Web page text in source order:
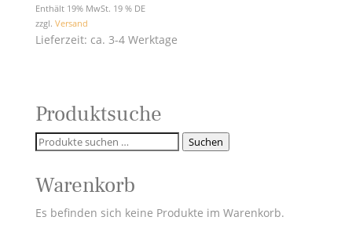
95,90 €
105,90 €
Enthält 19% MwSt. 19 % DE
zzgl. Versand
Lieferzeit: ca. 3-4 Werktage
Produktsuche
Suchen
Suchen
Warenkorb
Es befinden sich keine Produkte im Warenkorb.